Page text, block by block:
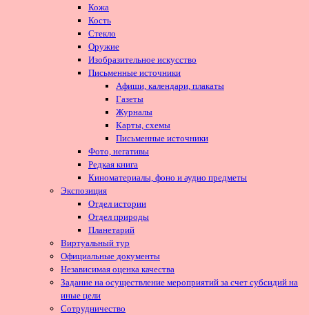
Кожа
Кость
Стекло
Оружие
Изобразительное искусство
Письменные источники
Афиши, календари, плакаты
Газеты
Журналы
Карты, схемы
Письменные источники
Фото, негативы
Редкая книга
Киноматериалы, фоно и аудио предметы
Экспозиция
Отдел истории
Отдел природы
Планетарий
Виртуальный тур
Официальные документы
Независимая оценка качества
Задание на осуществление мероприятий за счет субсидий на
иные цели
Сотрудничество